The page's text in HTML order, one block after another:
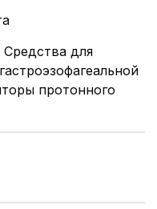
Средства для
протонного